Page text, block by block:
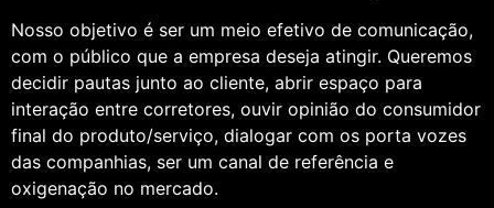
Nosso objetivo é ser um meio efetivo de comunicação,
com o público que a empresa deseja atingir. Queremos
decidir pautas junto ao cliente, abrir espaço para
interação entre corretores, ouvir opinião do consumidor
final do produto/serviço, dialogar com os porta vozes
das companhias, ser um canal de referência e
oxigenação no mercado.